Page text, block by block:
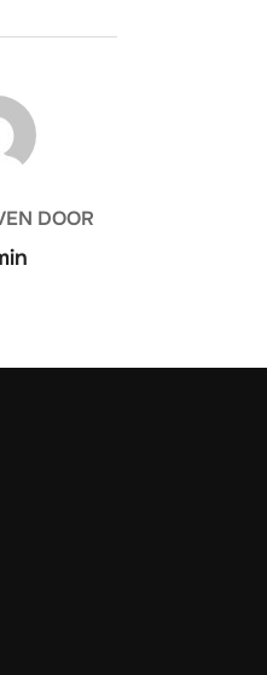
DOOR